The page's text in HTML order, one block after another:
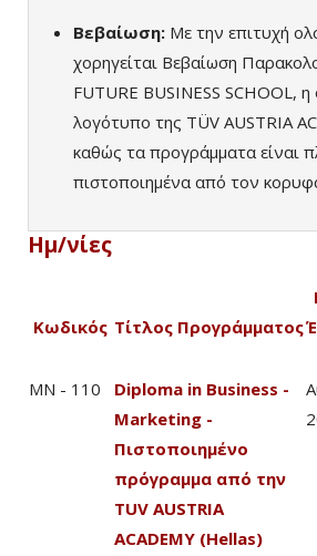
Βεβαίωση: Με την επιτυχή
χορηγείται Βεβαίωση
FUTURE BUSINESS SCHOOL,
λογότυπο της TÜV AUSTRIA
καθώς τα προγράμματα είναι
πιστοποιημένα από τον
Ημ/νίες
Κωδικός Τίτλος Προγράμματος
MN - 110
Diploma in Business -
Marketing -
Πιστοποιημένο
πρόγραμμα από την
TUV AUSTRIA
ACADEMY (Hellas)